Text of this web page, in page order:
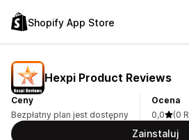
Shopify App Store
Hexpi Product Reviews
Ceny
Bezpłatny plan jest dostępny
Ocena
0,0
(0
Zainstaluj